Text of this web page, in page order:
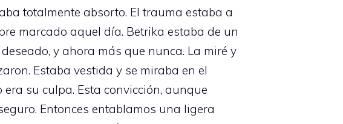
totalmente absorto. El trauma estaba a
marcado aquel día. Betrika estaba de un
y ahora más que nunca. La miré y
Estaba vestida y se miraba en el
su culpa. Esta convicción, aunque
Entonces entablamos una ligera